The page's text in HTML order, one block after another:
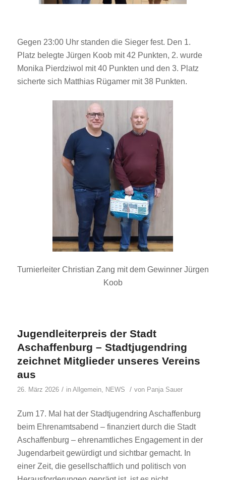
Gegen 23:00 Uhr standen die Sieger fest. Den 1.
Platz belegte Jürgen Koob mit 42 Punkten, 2. wurde
Monika Pierdziwol mit 40 Punkten und den 3. Platz
sicherte sich Matthias Rügamer mit 38 Punkten.
Turnierleiter Christian Zang mit dem Gewinner Jürgen
Koob
Jugendleiterpreis der Stadt
Aschaffenburg – Stadtjugendring
zeichnet Mitglieder unseres Vereins
aus
26. März 2026 / in Allgemein, NEWS / von Panja Sauer
Zum 17. Mal hat der Stadtjugendring Aschaffenburg
beim Ehrenamtsabend – finanziert durch die Stadt
Aschaffenburg – ehrenamtliches Engagement in der
Jugendarbeit gewürdigt und sichtbar gemacht. In
einer Zeit, die gesellschaftlich und politisch von